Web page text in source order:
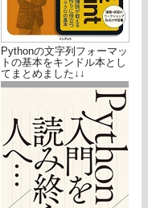
Pythonの文字列フォーマッ
トの基本をキンドル本とし
てまとめました↓↓